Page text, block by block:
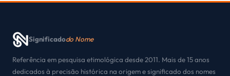
Significadodo Nome
Referência em pesquisa etimológica desde 2011. Mais de 15 anos
dedicados à precisão histórica na origem e significado dos nomes